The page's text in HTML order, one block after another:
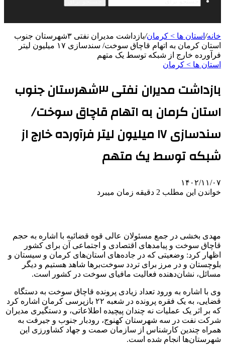
خانه/ استان ها > کرمان/
بازداشت مدیران نفتی ۳شهرستان جنوب
استان کرمان به اتهام قاچاق سوخت/ سندسازی ۱۷ میلیون لیتر
فرآورده‌ خارج از شبکه توسط یک متهم
استان ها > کرمان
بازداشت مدیران نفتی ۳شهرستان جنوب
استان کرمان به اتهام قاچاق سوخت/
سندسازی ۱۷ میلیون لیتر فرآورده‌ خارج از
شبکه توسط یک متهم
۱۴۰۲/۱۱/۰۷
خواندن این مطلب 2 دقیقه زمان میبرد
مهدی بخشی در جمع مسئولان عالی قوه قضائیه با اشاره به حجم
قاچاق سوخت و پیامدهای اقتصادی و اجتماعی آن برای کشور
اظهار کرد: وضعیتی که در جاده‌های استان‌های کرمان و سیستان و
بلوچستان و در مرز برای تردد سوخت‌برها شاهد هستیم و دیگر
مسائل، نشان‌دهنده فعالیت مافیای سوخت در کشور است.
وی با اشاره به ورود تعداد زیادی پرونده قاچاق سوخت به دستگاه
قضایی، به یک فقره پرونده در شعبه ۲۲ بازپرسی کرمان اشاره کرد
که بر اثر یک عملیات نه چندان پیچیده اطلاعاتی، و دستگیری مدیران
شرکت نفت در سه شهرستان کهنوج، رودبار جنوب و جیرفت به
همراه چندین کارشناس از سازمان صمت و جهاد کشاورزی این
شهرستان‌ها انجام شده است.